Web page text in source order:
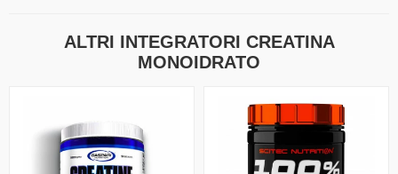
ALTRI INTEGRATORI CREATINA
MONOIDRATO